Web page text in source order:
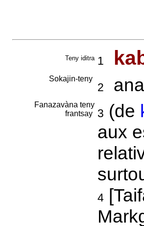
Teny iditra 1
Sokajin-teny
2
Fanazavàna teny
frantsay
3 (de
aux
4